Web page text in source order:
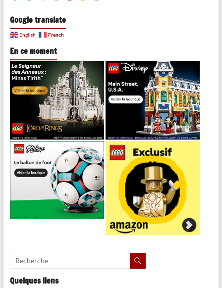
Google translate
English French
En ce moment
Quelques liens